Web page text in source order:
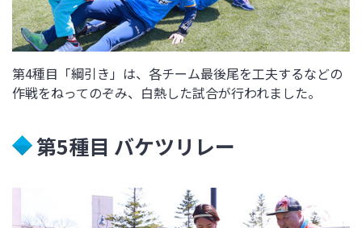
第4種目「綱引き」は、各チーム最後尾を工夫するなどの
作戦をねってのぞみ、白熱した試合が行われました。
第5種目 バケツリレー